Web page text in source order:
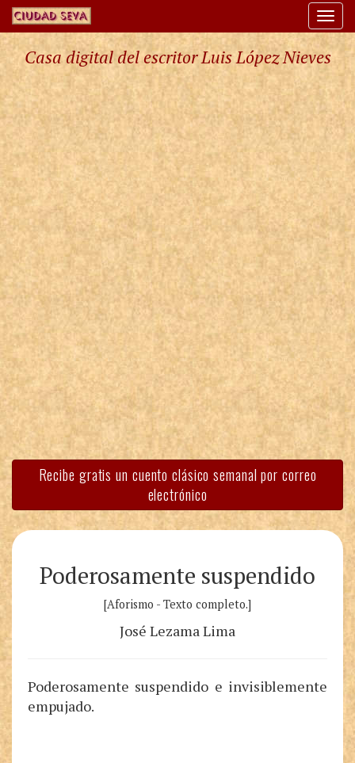
Casa digital del escritor Luis López Nieves
Recibe gratis un cuento clásico semanal por correo
electrónico
Poderosamente suspendido
[Aforismo - Texto completo.]
José Lezama Lima
Poderosamente suspendido e invisiblemente
empujado.